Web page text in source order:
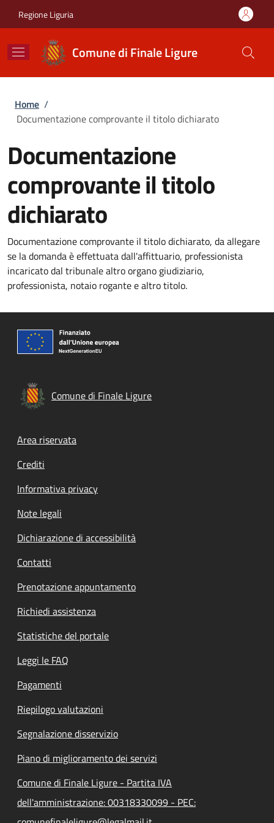
Regione Liguria
Comune di Finale Ligure
Briciole di pane
Home /
Documentazione comprovante il titolo dichiarato
Documentazione
comprovante il titolo
dichiarato
Documentazione comprovante il titolo dichiarato, da allegare
se la domanda è effettuata dall'affittuario, professionista
incaricato dal tribunale altro organo giudiziario,
professionista, notaio rogante e altro titolo.
Comune di Finale Ligure
Footer menu
Area riservata
Crediti
Informativa privacy
Note legali
Dichiarazione di accessibilità
Contatti
Prenotazione appuntamento
Richiedi assistenza
Statistiche del portale
Leggi le FAQ
Pagamenti
Riepilogo valutazioni
Segnalazione disservizio
Piano di miglioramento dei servizi
Comune di Finale Ligure - Partita IVA
dell'amministrazione: 00318330099 - PEC: